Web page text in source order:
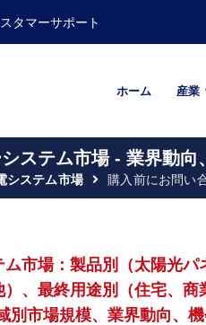
タマーサポート
ホーム 産業
ステム市場 - 業界動
システム市場 購入前にお問い
ム市場：製品別（太陽光
、最終用途別（住宅、
別市場規模、業界動向、